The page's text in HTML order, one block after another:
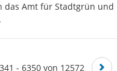
das Amt für Stadtgrün und
- 6350 von 12572